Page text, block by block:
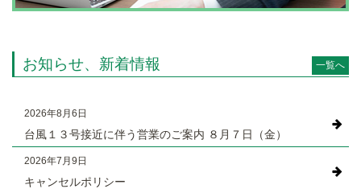
お知らせ、新着情報 一覧へ
2026年8月6日
台風１３号接近に伴う営業のご案内 ８月７日（金）
2026年7月9日
キャンセルポリシー